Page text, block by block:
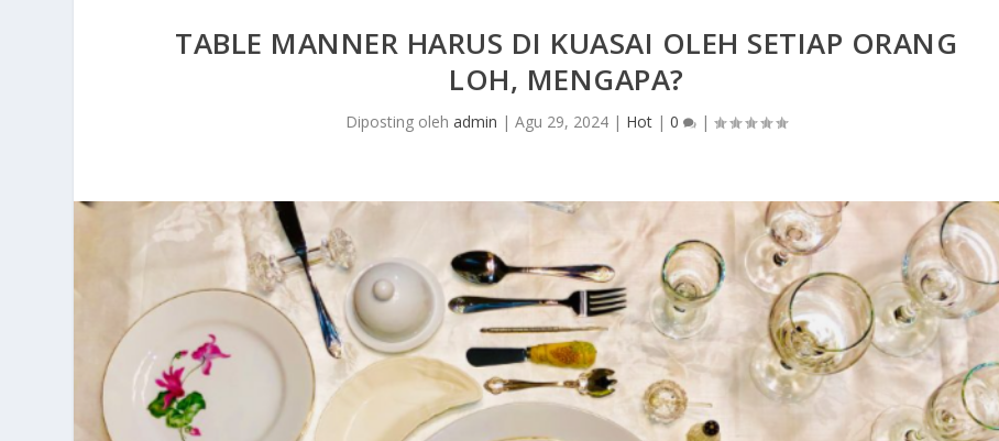
TABLE MANNER HARUS DI KUASAI OLEH SETIAP ORANG
LOH, MENGAPA?
Diposting olehadmin |Agu 29, 2024 | Hot |0 |